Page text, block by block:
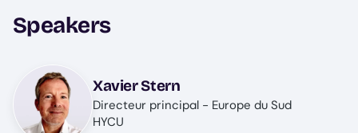
Speakers
Image
Xavier Stern
Directeur principal - Europe du Sud
HYCU